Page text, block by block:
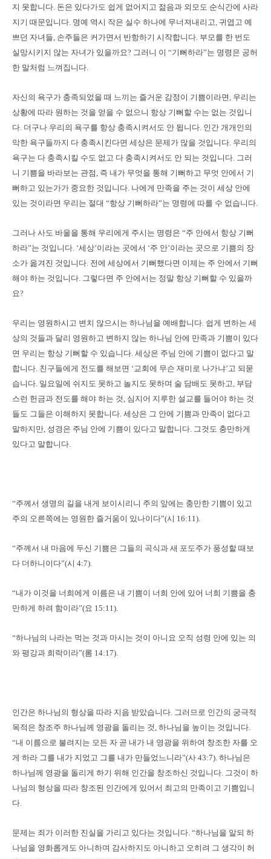
지 못합니다. 돈은 있다가도 쉽게 없어지고 젊음과 외모도 순식간에 사라
지기 때문입니다. 명예 역시 작은 실수 하나에 무너져내리고, 귀엽고 예
쁘던 자녀들, 손주들은 커가면서 반항하기 시작합니다. 부모를 한 번도
실망시키지 않는 자녀가 있을까요? 그러니 이 “기뻐하라”는 명령은 공허
한 말처럼 느껴집니다.
자신의 욕구가 충족되었을 때 느끼는 즐거운 감정이 기쁨이라면, 우리는
상황에 따라 원하는 것을 얻을 수 없으니 항상 기뻐할 수는 없는 것입니
다. 더구나 우리의 욕구를 항상 충족시켜서도 안 됩니다. 인간 개개인의
악한 욕구들까지 다 충족시킨다면 세상은 문제가 많을 것입니다. 우리의
욕구는 다 충족시킬 수도 없고 다 충족시켜서도 안 되는 것입니다. 그러
니 기쁨을 바라보는 관점, 즉 내가 무엇을 통해 기뻐하고 무엇 안에서 기
뻐하고 있는가가 중요한 것입니다. 나에게 만족을 주는 것이 세상 안에
있는 것이라면 우리는 절대 “항상 기뻐하라”는 명령에 따를 수 없습니다.
그러나 사도 바울을 통해 우리에게 주시는 명령은 “주 안에서 항상 기뻐
하라”는 것입니다. ‘세상’이라는 곳에서 ‘주 안’이라는 곳으로 기쁨의 장
소가 옮겨진 것입니다. 전에 세상에서 기뻐했다면 이제는 주 안에서 기뻐
해야 하는 것입니다. 그렇다면 주 안에서는 정말 항상 기뻐할 수 있을까
요?
우리는 영원하시고 변치 않으시는 하나님을 예배합니다. 쉽게 변하는 세
상의 것들과 달리 영원하고 변하지 않는 하나님 안에 만족과 기쁨이 있다
면 우리는 항상 기뻐할 수 있습니다. 세상은 주님 안에 기쁨이 없다고 말
합니다. 친구들에게 전도를 해보면 ‘교회에 무슨 재미로 나가냐’고 되묻
습니다. 일요일에 쉬지도 못하고 놀지도 못하며 술 담배도 못하고, 부담
스런 헌금과 전도를 해야 하는 것, 심지어 지루한 설교를 들어야 하는 것
들도 그들은 이해하지 못합니다. 세상은 그 안에 기쁨과 만족이 없다고
말하지만, 성경은 주님 안에 기쁨이 있다고 말합니다. 그것도 충만하게
있다고 말합니다.
“주께서 생명의 길을 내게 보이시리니 주의 앞에는 충만한 기쁨이 있고
주의 오른쪽에는 영원한 즐거움이 있나이다”(시 16:11).
“주께서 내 마음에 두신 기쁨은 그들의 곡식과 새 포도주가 풍성할 때보
다 더하니이다”(시 4:7).
“내가 이것을 너희에게 이름은 내 기쁨이 너희 안에 있어 너희 기쁨을 충
만하게 하려 함이라”(요 15:11).
“하나님의 나라는 먹는 것과 마시는 것이 아니요 오직 성령 안에 있는 의
와 평강과 희락이라”(롬 14:17).
인간은 하나님의 형상을 따라 지음 받았습니다. 그러므로 인간의 궁극적
목적은 창조주 하나님께 영광을 돌리는 것, 하나님을 높이는 것입니다.
“내 이름으로 불려지는 모든 자 곧 내가 내 영광을 위하여 창조한 자를 오
게 하라 그를 내가 지었고 그를 내가 만들었느니라”(사 43:7). 하나님은
하나님께 영광을 돌리게 하기 위해 인간을 창조하신 것입니다. 그것이 하
나님의 형상을 따라 창조된 인간에게 있어서 최고의 만족이고 기쁨입니
다.
문제는 죄가 이러한 진실을 가리고 있다는 것입니다. “하나님을 알되 하
나님을 영화롭게도 아니하며 감사하지도 아니하고 오히려 그 생각이 허